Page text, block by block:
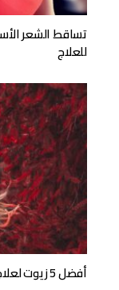
تساقط الشعر
للعلاج
أفضل 5 زيوت لعلاج تساقط الشعر وتحفيز البصيلات